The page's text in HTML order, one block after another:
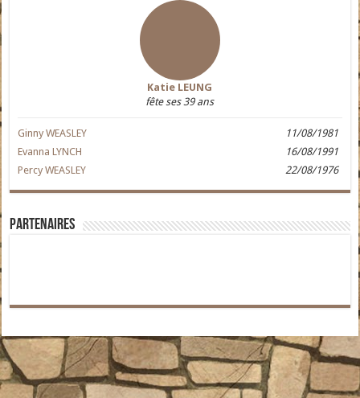
Katie LEUNG
fête ses 39 ans
Ginny WEASLEY
11/08/1981
Evanna LYNCH
16/08/1991
Percy WEASLEY
22/08/1976
Partenaires